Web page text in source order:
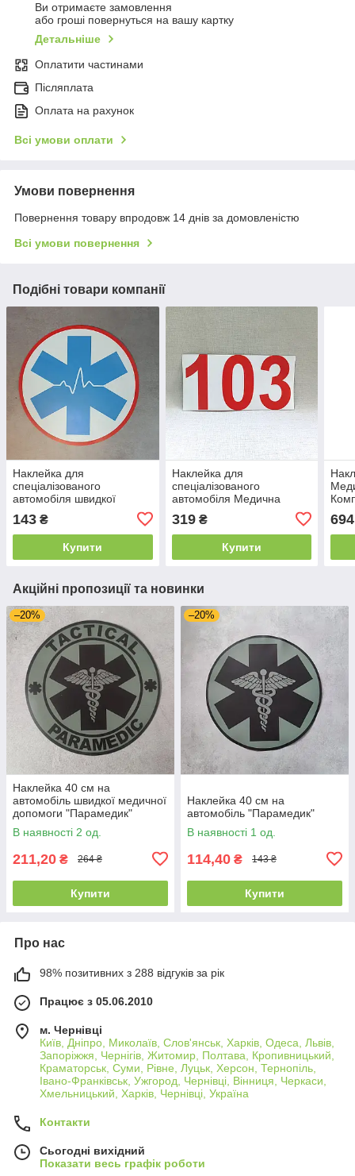
Ви отримаєте замовлення
або гроші повернуться на вашу картку
Детальніше
Оплатити частинами
Післяплата
Оплата на рахунок
Всі умови оплати
Умови повернення
Повернення товару впродовж 14 днів за домовленістю
Всі умови повернення
Подібні товари компанії
Наклейка для
спеціалізованого
автомобіля швидкої
143 ₴
Купити
Наклейка для
спеціалізованого
автомобіля Медична
319₴
Купити
694
Акційні пропозиції та новинки
–20%
Наклейка 40 см на
автомобіль швидкої медичної
допомоги "Парамедик"
В наявності 2 од.
211,20 ₴ 264 ₴
Купити
–20%
Наклейка 40 см на
автомобіль "Парамедик"
В наявності 1 од.
114,40 ₴ 143 ₴
Купити
Про нас
98% позитивних з 288 відгуків за рік
Працює з 05.06.2010
м. Чернівці
Київ, Дніпро, Миколаїв, Слов'янськ, Харків, Одеса, Львів,
Запоріжжя, Чернігів, Житомир, Полтава, Кропивницький,
Краматорськ, Суми, Рівне, Луцьк, Херсон, Тернопіль,
Івано-Франківськ, Ужгород, Чернівці, Вінниця, Черкаси,
Хмельницький, Харків, Чернівці, Україна
Контакти
Сьогодні вихідний
Показати весь графік роботи